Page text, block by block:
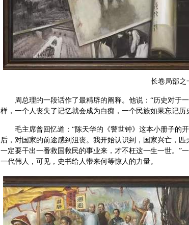
长卷局部之
周总理的一段话作了最精辟的阐释。他说：“历史对于
样，一个人丧失了记忆就会成为白痴，一个民族如果忘记历
毛主席曾回忆道：“陈天华的《警世钟》这本小册子的
后，对国家的前途感到沮丧。我开始认识到，国家兴亡，匹
一定要干出一番救国救民的事业来，才不枉这一生一世。”
一代伟人，可见，史书给人带来何等惊人的力量。